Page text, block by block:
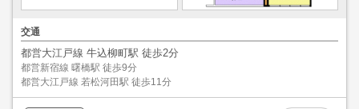
交通
都営大江戸線 牛込柳町駅 徒歩2分
都営新宿線 曙橋駅 徒歩9分
都営大江戸線 若松河田駅 徒歩11分